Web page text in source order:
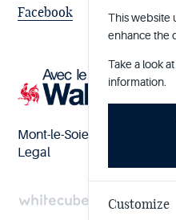
Mont-le-Soie nº BE
Legal
Facebook
Handcrafted
This website
enhance the
Take a look
information.
Customize